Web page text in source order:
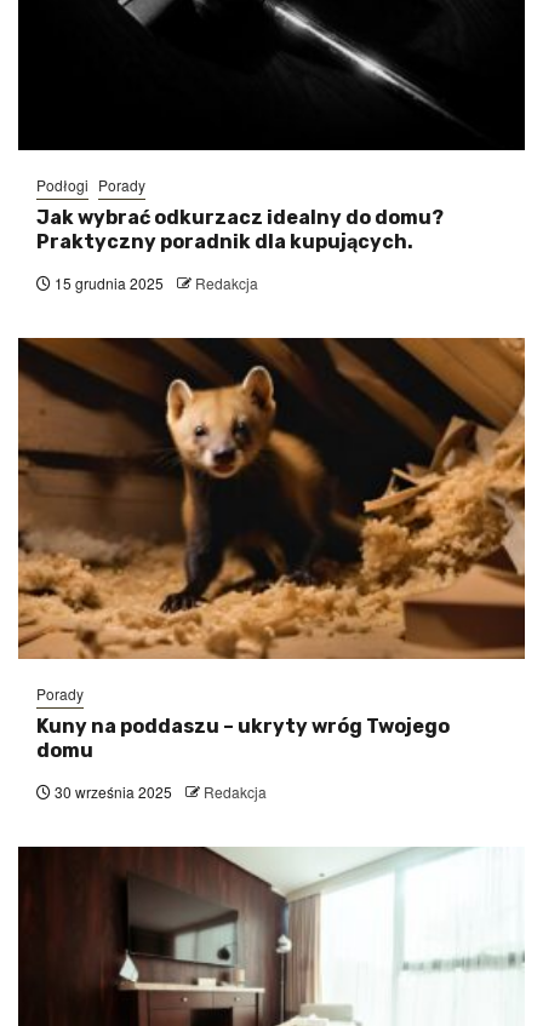
Podłogi Porady
Jak wybrać odkurzacz idealny do domu?
Praktyczny poradnik dla kupujących.
15 grudnia 2025 Redakcja
Porady
Kuny na poddaszu – ukryty wróg Twojego
domu
30 września 2025 Redakcja